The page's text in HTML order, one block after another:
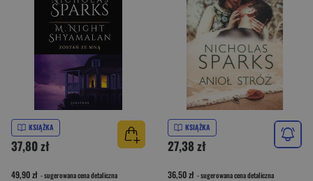
KSIĄŻKA
37,80 zł
49,90 zł - sugerowana cena detaliczna
KSIĄŻKA
27,38 zł
36,50 zł - sugerowana cena detaliczna